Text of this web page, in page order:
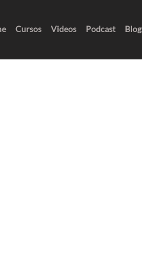
Cursos Videos Podcast Blog